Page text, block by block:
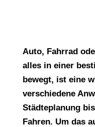
Auto, Fahrrad
alles in einer
bewegt, ist eine
verschiedene
Städteplanung
Fahren. Um das